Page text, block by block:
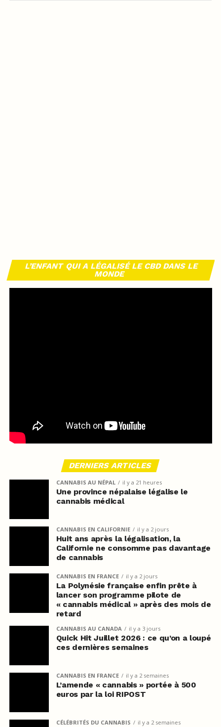
L’ENFANT QUI A LÉGALISÉ LE CBD DANS LE
MONDE
DERNIERS ARTICLES
CANNABIS AU NÉPAL il y a 21 heures
Une province népalaise légalise le
cannabis médical
CANNABIS EN CALIFORNIE il y a 2 jours
Huit ans après la légalisation, la
Californie ne consomme pas davantage
de cannabis
CANNABIS EN FRANCE il y a 2 jours
La Polynésie française enfin prête à
lancer son programme pilote de
« cannabis médical » après des mois de
retard
CANNABIS AU CANADA il y a 3 jours
Quick Hit Juillet 2026 : ce qu’on a loupé
ces dernières semaines
CANNABIS EN FRANCE il y a 2 semaines
L’amende « cannabis » portée à 500
euros par la loi RIPOST
CÉLÉBRITÉS DU CANNABIS il y a 2 semaines